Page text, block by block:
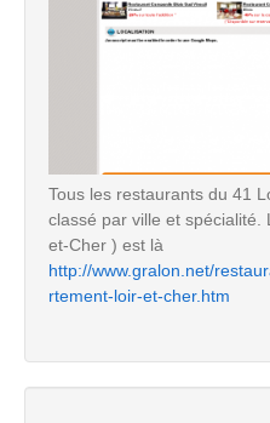
Tous les restaurants du 41
classé par ville et
et-Cher ) est là
http://www.gralon.net/
rtement-loir-et-cher.htm